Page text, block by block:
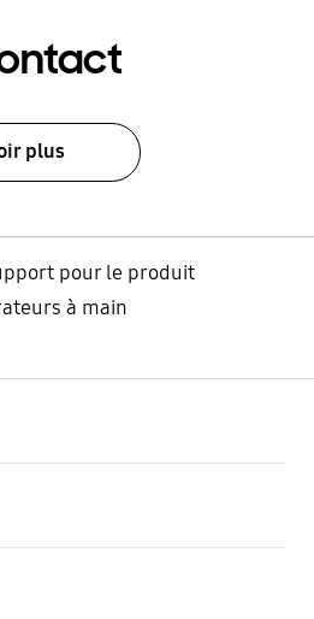
plus
pour le produit
à main